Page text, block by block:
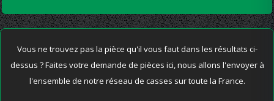
Vous ne trouvez pas la pièce qu'il vous faut dans les résultats ci-
dessus ? Faites votre demande de pièces ici, nous allons l'envoyer à
l'ensemble de notre réseau de casses sur toute la France.